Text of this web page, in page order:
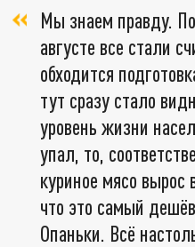
Мы знаем правду.
августе все стали
обходится
тут сразу стало
уровень жизни
упал, то,
куриное мясо вырос
что это самый
Опаньки. Всё